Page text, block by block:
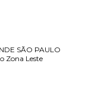
SÃO PAULO
Zona Leste